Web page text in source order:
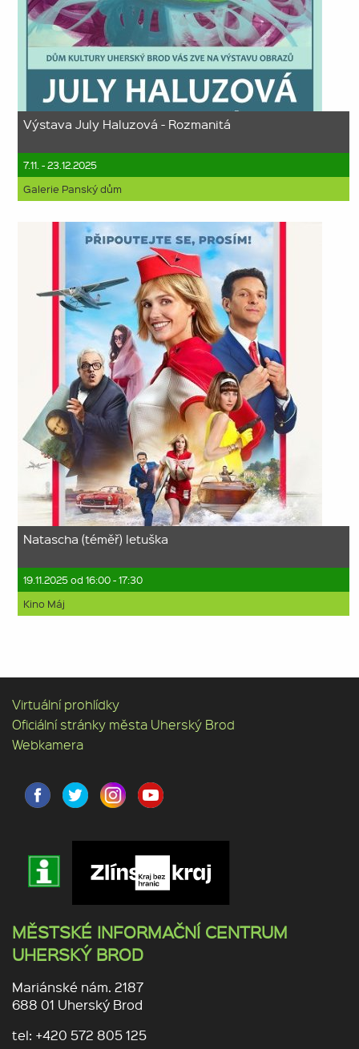
Výstava July Haluzová - Rozmanitá
7.11. - 23.12.2025
Galerie Panský dům
Natascha (téměř) letuška
19.11.2025 od 16:00 - 17:30
Kino Máj
Virtuální prohlídky
Oficiální stránky města Uherský Brod
Webkamera
MĚSTSKÉ INFORMAČNÍ CENTRUM
UHERSKÝ BROD
Mariánské nám. 2187
688 01 Uherský Brod
tel: +420 572 805 125